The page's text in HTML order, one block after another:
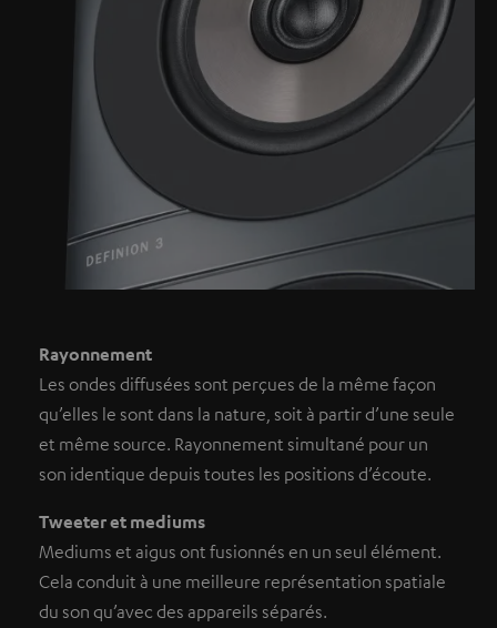
Rayonnement
Les ondes diffusées sont perçues de la même façon
qu’elles le sont dans la nature, soit à partir d’une seule
et même source. Rayonnement simultané pour un
son identique depuis toutes les positions d’écoute.
Tweeter et mediums
Mediums et aigus ont fusionnés en un seul élément.
Cela conduit à une meilleure représentation spatiale
du son qu’avec des appareils séparés.